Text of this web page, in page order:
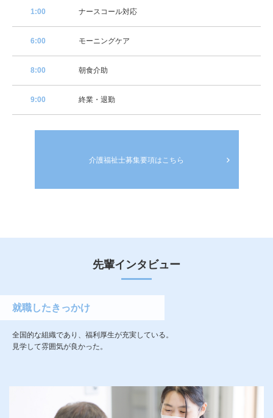
1:00 ナースコール対応
6:00 モーニングケア
8:00 朝食介助
9:00 終業・退勤
介護福祉士募集要項はこちら
先輩インタビュー
就職したきっかけ
全国的な組織であり、福利厚生が充実している。
見学して雰囲気が良かった。